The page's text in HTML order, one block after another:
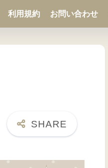
利用規約 お問い合わせ